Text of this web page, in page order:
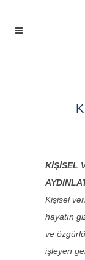
KİŞİSEL
Kişisel
hayatın
ve
işleyen